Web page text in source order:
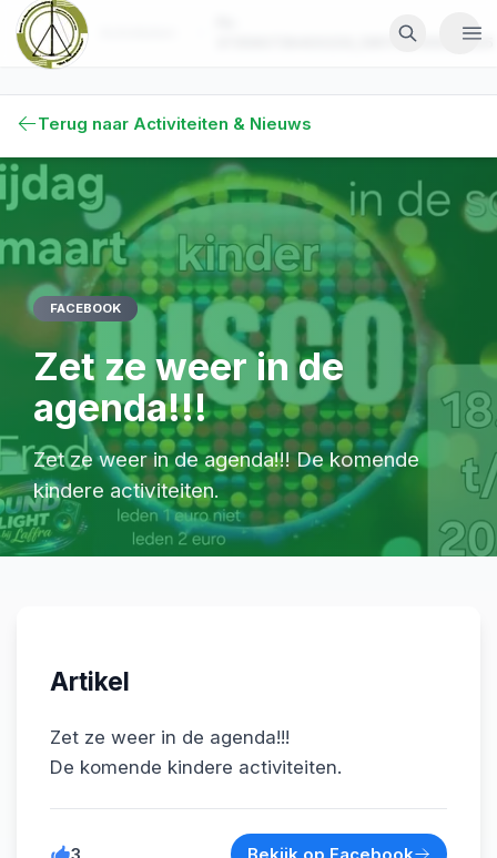
Ga naar hoofdinhoud
Ga naar navigatie
Ga naar hoofdinhoud
Doneer
Home
Over Ons
Activiteiten & Nieuws
Speeltuin
Zaalhuur
Flexwerken
Home
373590739400233_1361702109325925
Terug naar Activiteiten & Nieuws
FACEBOOK
Zet ze weer in de
agenda!!!
Zet ze weer in de agenda!!! De komende
kindere activiteiten.
Artikel
Zet ze weer in de agenda!!!
De komende kindere activiteiten.
3 Bekijk op Facebook